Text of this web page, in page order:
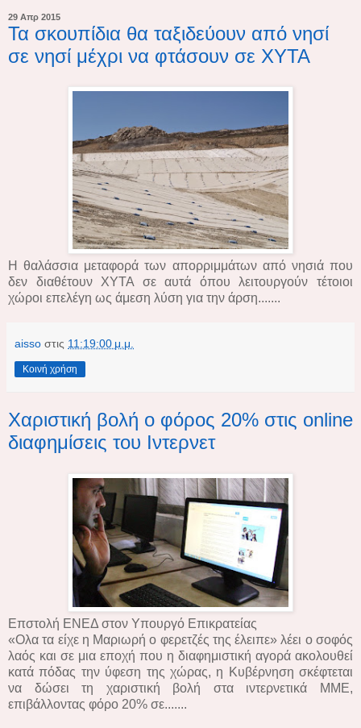
29 Απρ 2015
Τα σκουπίδια θα ταξιδεύουν από νησί
σε νησί μέχρι να φτάσουν σε ΧΥΤΑ
Η θαλάσσια μεταφορά των απορριμμάτων από νησιά που
δεν διαθέτουν ΧΥΤΑ σε αυτά όπου λειτουργούν τέτοιοι
χώροι επελέγη ως άμεση λύση για την άρση.......
aisso στις 11:19:00 μ.μ.
Κοινή χρήση
Χαριστική βολή ο φόρος 20% στις online
διαφημίσεις του Ιντερνετ
Επστολή ΕΝΕΔ στον Υπουργό Επικρατείας
«Ολα τα είχε η Μαριωρή ο φερετζές της έλειπε» λέει ο σοφός
λαός και σε μια εποχή που η διαφημιστική αγορά ακολουθεί
κατά πόδας την ύφεση της χώρας, η Κυβέρνηση σκέφτεται
να δώσει τη χαριστική βολή στα ιντερνετικά ΜΜΕ,
επιβάλλοντας φόρο 20% σε.......